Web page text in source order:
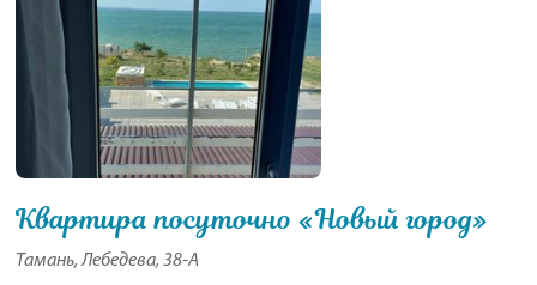
Квартира посуточно «Новый город»
Тамань, Лебедева, 38-А